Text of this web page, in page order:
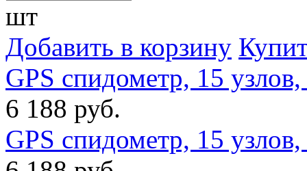
шт
Добавить в корзину
GPS спидометр, 15
6 188 руб.
GPS спидометр, 15